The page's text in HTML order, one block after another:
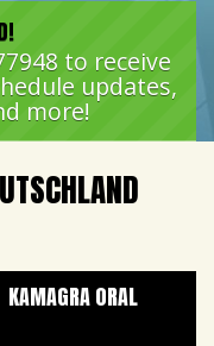
to receive
updates,
more!
KAMAGRA ORAL